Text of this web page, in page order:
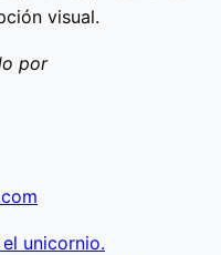
visual.
por
unicornio.